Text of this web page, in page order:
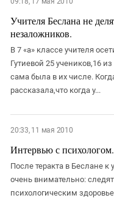
Учителя Беслана не
незаложников.
В 7 «а» классе учителя
Гутиевой 25 учеников,16
сама была в их числе.
рассказала,что когда у...
20:33, 11 мая 2010
Интервью с
После теракта в Беслане
очень внимательно:
психологическим